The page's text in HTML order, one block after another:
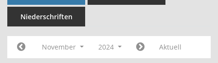
Niederschriften
November 2024 Aktuell